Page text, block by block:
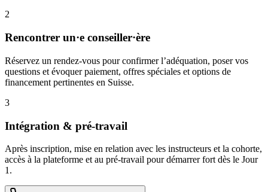
2
Rencontrer un·e conseiller·ère
Réservez un rendez‑vous pour confirmer l’adéquation, poser vos
questions et évoquer paiement, offres spéciales et options de
financement pertinentes en Suisse.
3
Intégration & pré‑travail
Après inscription, mise en relation avec les instructeurs et la cohorte,
accès à la plateforme et au pré‑travail pour démarrer fort dès le Jour
1.